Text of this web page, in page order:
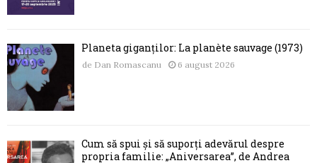
Planeta giganților: La planète sauvage (1973)
de Dan Romascanu 6 august 2026
Cum să spui și să suporți adevărul despre
propria familie: „Aniversarea”, de Andrea